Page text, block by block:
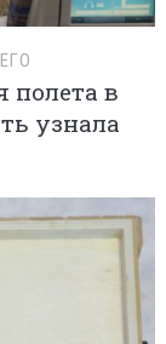
полета в
узнала